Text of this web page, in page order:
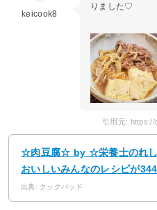
keicook8
りました♡
引用元:
☆肉豆腐☆ by ☆栄養士のれ
おいしいみんなのレシピが
出典: クックパッド